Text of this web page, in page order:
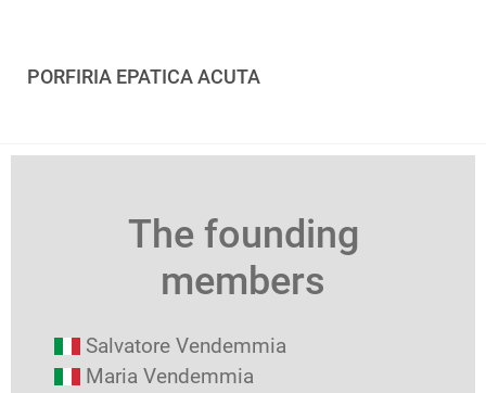
PORFIRIA EPATICA ACUTA
The founding
members
Salvatore Vendemmia
Maria Vendemmia